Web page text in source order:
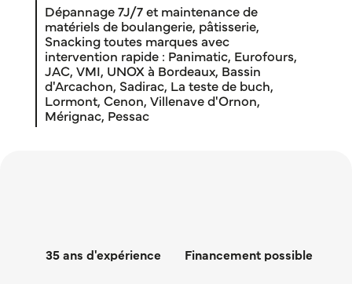
Dépannage 7J/7 et maintenance de
matériels de boulangerie, pâtisserie,
Snacking toutes marques avec
intervention rapide : Panimatic, Eurofours,
JAC, VMI, UNOX à Bordeaux, Bassin
d'Arcachon, Sadirac, La teste de buch,
Lormont, Cenon, Villenave d'Ornon,
Mérignac, Pessac
35 ans d'expérience Financement possible